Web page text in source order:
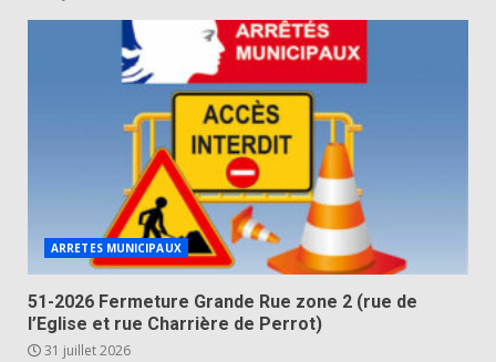
ARRETES MUNICIPAUX
51-2026 Fermeture Grande Rue zone 2 (rue de
l’Eglise et rue Charrière de Perrot)
31 juillet 2026